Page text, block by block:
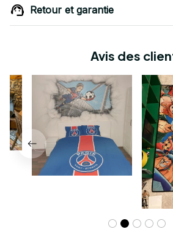
Retour et garantie
Avis des